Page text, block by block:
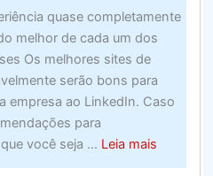
quase completamente
melhor de cada um dos
Os melhores sites de
serão bons para
empresa ao LinkedIn. Caso
para
você seja ... Leia maisabout
Web